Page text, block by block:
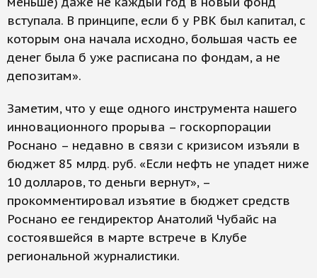
вступала. В принципе, если б у РВК был капитал, с
которым она начала исходно, большая часть ее
денег была б уже расписана по фондам, а не
депозитам».
Заметим, что у еще одного инструмента нашего
инновационного прорыва – госкорпорации
Роснано – недавно в связи с кризисом изъяли в
бюджет 85 млрд. руб. «Если нефть не упадет ниже
10 долларов, то деньги вернут», –
прокомментировал изъятие в бюджет средств
Роснано ее гендиректор Анатолий Чубайс на
состоявшейся в марте встрече в Клубе
региональной журналистики.